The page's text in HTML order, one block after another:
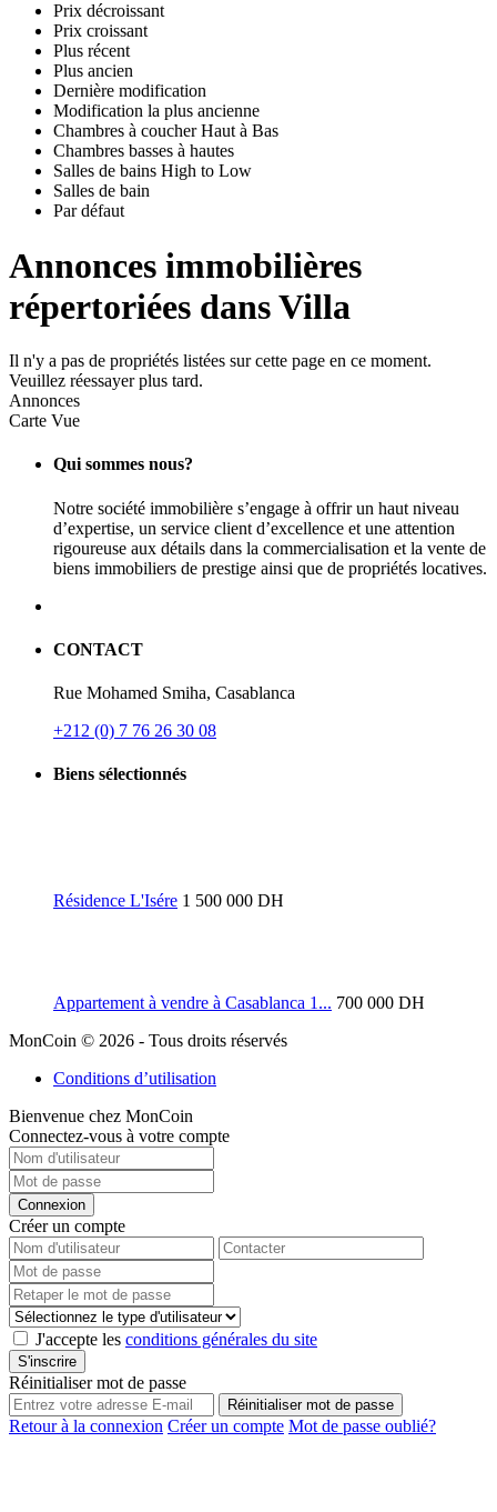
Prix décroissant
Prix croissant
Plus récent
Plus ancien
Dernière modification
Modification la plus ancienne
Chambres à coucher Haut à Bas
Chambres basses à hautes
Salles de bains High to Low
Salles de bain
Par défaut
Annonces immobilières
répertoriées dans Villa
Il n'y a pas de propriétés listées sur cette page en ce moment.
Veuillez réessayer plus tard.
Annonces
Carte Vue
Qui sommes nous?
Notre société immobilière s’engage à offrir un haut niveau
d’expertise, un service client d’excellence et une attention
rigoureuse aux détails dans la commercialisation et la vente de
biens immobiliers de prestige ainsi que de propriétés locatives.
CONTACT
Rue Mohamed Smiha, Casablanca
+212 (0) 7 76 26 30 08
Biens sélectionnés
Résidence L'Isére 1 500 000 DH
Appartement à vendre à Casablanca 1... 700 000 DH
MonCoin © 2026 - Tous droits réservés
Conditions d’utilisation
Bienvenue chez MonCoin
Connectez-vous à votre compte
Connexion
Créer un compte
J'accepte les conditions générales du site
S'inscrire
Réinitialiser mot de passe
Réinitialiser mot de passe
Retour à la connexion Créer un compte Mot de passe oublié?